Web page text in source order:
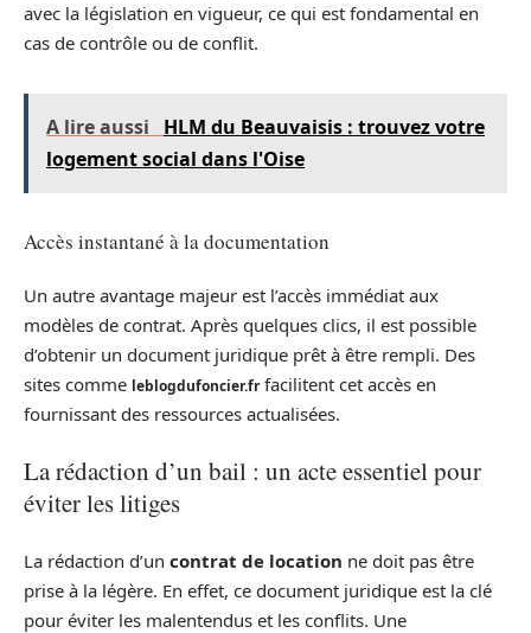
avec la législation en vigueur, ce qui est fondamental en
cas de contrôle ou de conflit.
A lire aussi
HLM du Beauvaisis : trouvez votre
logement social dans l'Oise
Accès instantané à la documentation
Un autre avantage majeur est l’accès immédiat aux
modèles de contrat. Après quelques clics, il est possible
d’obtenir un document juridique prêt à être rempli. Des
sites comme leblogdufoncier.frfacilitent cet accès en
fournissant des ressources actualisées.
La rédaction d’un bail : un acte essentiel pour
éviter les litiges
La rédaction d’un contrat de location ne doit pas être
prise à la légère. En effet, ce document juridique est la clé
pour éviter les malentendus et les conflits. Une